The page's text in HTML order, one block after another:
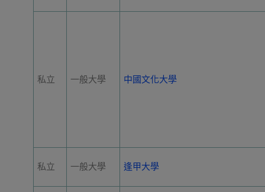
私立 一般大學 中國文化大學
私立 一般大學 逢甲大學